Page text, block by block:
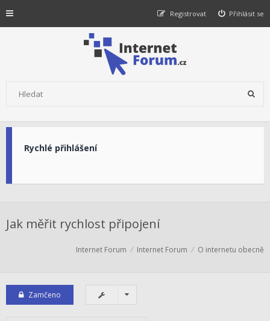
Přihlásit se
Registrovat
Rychlé přihlášení
Jak měřit rychlost připojení
Internet Forum Internet Forum O internetu obecně
Zamčeno